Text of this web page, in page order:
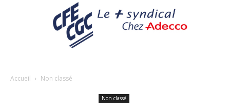
Accueil Non classé
Non classé